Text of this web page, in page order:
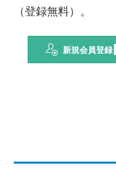
（登録無料）。
新規会員登録